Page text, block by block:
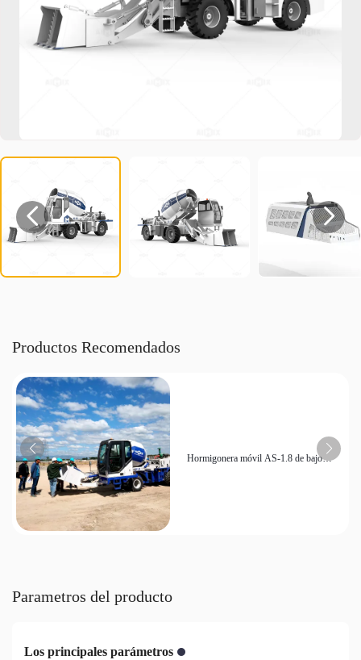
 
Productos Recomendados
Hormigonera móvil AS-1.8 de bajo
Parametros del producto
Los principales parámetros